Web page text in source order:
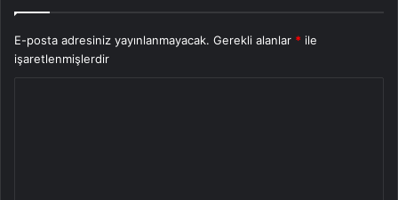
E-posta adresiniz yayınlanmayacak. Gerekli alanlar * ile
işaretlenmişlerdir